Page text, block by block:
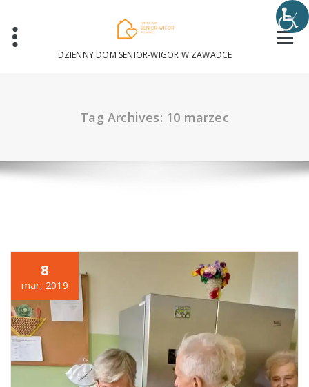
content
DZIENNY DOM SENIOR-WIGOR W ZAWADCE
Tag Archives: 10 marzec
8
mar, 2019